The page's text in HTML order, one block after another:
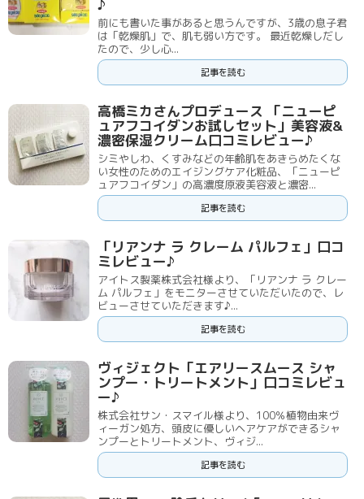
♪
前にも書いた事があると思うんですが、3歳の息子君
は「乾燥肌」で、肌も弱い方です。 最近乾燥しだし
たので、少し心...
記事を読む
高橋ミカさんプロデュース 「ニューピ
ュアフコイダンお試しセット」美容液&
濃密保湿クリーム口コミレビュー♪
シミやしわ、くすみなどの年齢肌をあきらめたくな
い女性のためのエイジングケア化粧品、「ニューピ
ュアフコイダン」の高濃度原液美容液と濃密...
記事を読む
「リアンナ ラ クレーム パルフェ」口コ
ミレビュー♪
アイトス製薬株式会社様より、「リアンナ ラ クレー
ム パルフェ」をモニターさせていただいたので、レ
ビューさせていただきます♪...
記事を読む
ヴィジェクト「エアリースムース シャ
ンプー・トリートメント」口コミレビュ
ー♪
株式会社サン・スマイル様より、100％植物由来ヴ
ィーガン処方、頭皮に優しいヘアケアができるシャ
ンプーとトリートメント、ヴィジ...
記事を読む